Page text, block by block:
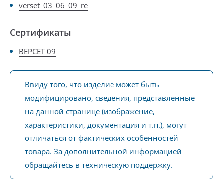
verset_03_06_09_re
Сертификаты
ВЕРСЕТ 09
Ввиду того, что изделие может быть
модифицировано, сведения, представленные
на данной странице (изображение,
характеристики, документация и т.п.), могут
отличаться от фактических особенностей
товара. За дополнительной информацией
обращайтесь в техническую поддержку.